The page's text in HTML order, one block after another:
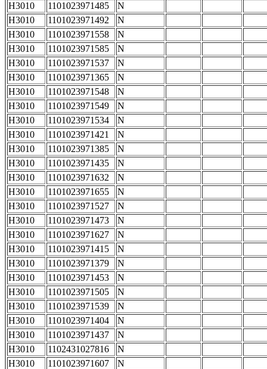
H3010
1101023971485
N
H3010
1101023971492
N
H3010
1101023971558
N
H3010
1101023971585
N
H3010
1101023971537
N
H3010
1101023971365
N
H3010
1101023971548
N
H3010
1101023971549
N
H3010
1101023971534
N
H3010
1101023971421
N
H3010
1101023971385
N
H3010
1101023971435
N
H3010
1101023971632
N
H3010
1101023971655
N
H3010
1101023971527
N
H3010
1101023971473
N
H3010
1101023971627
N
H3010
1101023971415
N
H3010
1101023971379
N
H3010
1101023971453
N
H3010
1101023971505
N
H3010
1101023971539
N
H3010
1101023971404
N
H3010
1101023971437
N
H3010
1102431027816
N
H3010
1101023971607
N